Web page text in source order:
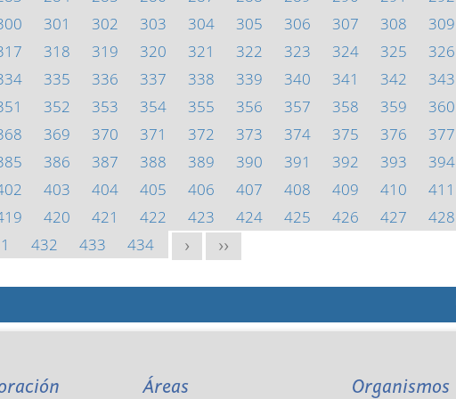
301 302 303 304 305 306 307 308
309
318 319 320 321 322 323 324 325
326
335 336 337 338 339 340 341 342
343
352 353 354 355 356 357 358 359
360
369 370 371 372 373 374 375 376
377
386 387 388 389 390 391 392 393
394
403 404 405 406 407 408 409 410
411
420 421 422 423 424 425 426 427
428
432 433 434 > >>
Áreas Organismos